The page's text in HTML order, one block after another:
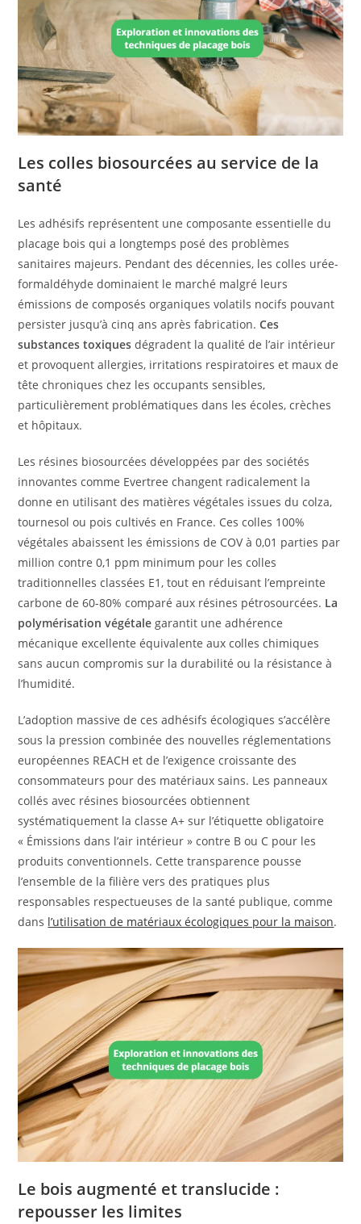
Les colles biosourcées au service de la
santé
Les adhésifs représentent une composante essentielle du
placage bois qui a longtemps posé des problèmes
sanitaires majeurs. Pendant des décennies, les colles urée-
formaldéhyde dominaient le marché malgré leurs
émissions de composés organiques volatils nocifs pouvant
persister jusqu’à cinq ans après fabrication.Ces
substances toxiques dégradent la qualité de l’air intérieur
et provoquent allergies, irritations respiratoires et maux de
tête chroniques chez les occupants sensibles,
particulièrement problématiques dans les écoles, crèches
et hôpitaux.
Les résines biosourcées développées par des sociétés
innovantes comme Evertree changent radicalement la
donne en utilisant des matières végétales issues du colza,
tournesol ou pois cultivés en France. Ces colles 100%
végétales abaissent les émissions de COV à 0,01 parties par
million contre 0,1 ppm minimum pour les colles
traditionnelles classées E1, tout en réduisant l’empreinte
carbone de 60-80% comparé aux résines pétrosourcées. La
polymérisation végétale garantit une adhérence
mécanique excellente équivalente aux colles chimiques
sans aucun compromis sur la durabilité ou la résistance à
l’humidité.
L’adoption massive de ces adhésifs écologiques s’accélère
sous la pression combinée des nouvelles réglementations
européennes REACH et de l’exigence croissante des
consommateurs pour des matériaux sains. Les panneaux
collés avec résines biosourcées obtiennent
systématiquement la classe A+ sur l’étiquette obligatoire
« Émissions dans l’air intérieur » contre B ou C pour les
produits conventionnels. Cette transparence pousse
l’ensemble de la filière vers des pratiques plus
responsables respectueuses de la santé publique, comme
dans l’utilisation de matériaux écologiques pour la maison.
Le bois augmenté et translucide :
repousser les limites